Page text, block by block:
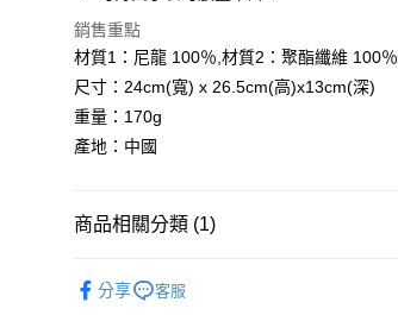
Google Pay
全盈+PAY
AFTEE先享後付
相關說明
１．簡單：不需註冊會員、不需綁卡、不需儲值。
全家取貨付款
銷售重點
材質1：尼龍 100％,材質2：聚酯纖維 100％
尺寸：24cm(寬) x 26.5cm(高)x13cm(深)
重量：170g
產地：中國
商品相關分類 (1)
分享
客服